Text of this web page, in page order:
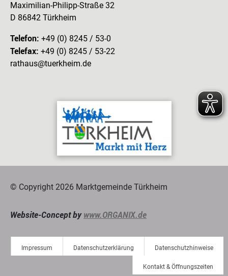
Maximilian-Philipp-Straße 32
D 86842 Türkheim
Telefon: +49 (0) 8245 / 53-0
Telefax: +49 (0) 8245 / 53-22
rathaus@tuerkheim.de
© Copyright 2026 Marktgemeinde Türkheim
Website-Concept bywww.ORGANIX.de
Impressum Datenschutzerklärung Datenschutzhinweise
Kontakt & Öffnungszeiten